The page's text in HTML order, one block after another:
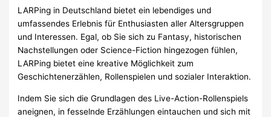
LARPing in Deutschland bietet ein lebendiges und
umfassendes Erlebnis für Enthusiasten aller Altersgruppen
und Interessen. Egal, ob Sie sich zu Fantasy, historischen
Nachstellungen oder Science-Fiction hingezogen fühlen,
LARPing bietet eine kreative Möglichkeit zum
Geschichtenerzählen, Rollenspielen und sozialer Interaktion.
Indem Sie sich die Grundlagen des Live-Action-Rollenspiels
aneignen, in fesselnde Erzählungen eintauchen und sich mit